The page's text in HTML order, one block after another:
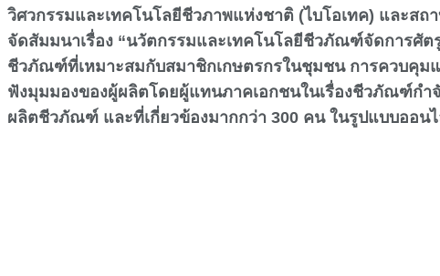
วิศวกรรมและเทคโนโลยีชีวภาพแห่งชาติ (ไบโอเทค) และส
จัดสัมมนาเรื่อง “นวัตกรรมและเทคโนโลยีชีวภัณฑ์จัดการศั
ชีวภัณฑ์ที่เหมาะสมกับสมาชิกเกษตรกรในชุมชน การควบคุ
ฟังมุมมองของผู้ผลิตโดยผู้แทนภาคเอกชนในเรื่องชีวภัณฑ์ก
ผลิตชีวภัณฑ์ และที่เกี่ยวข้องมากกว่า 300 คน ในรูปแบบออ